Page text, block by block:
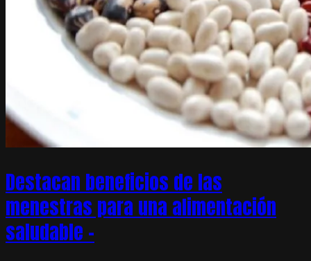
Destacan beneficios de las
menestras para una alimentación
saludable –